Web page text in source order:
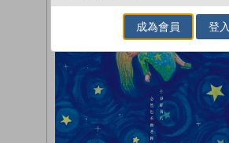
成為會員 登入